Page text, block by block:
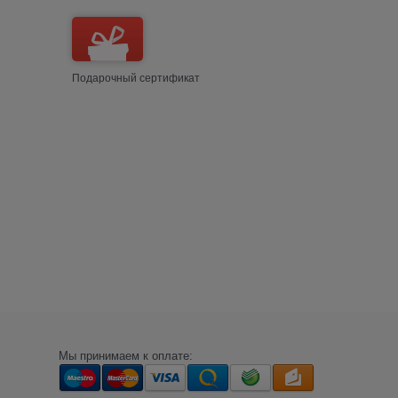
Подарочный сертификат
Мы принимаем к оплате: